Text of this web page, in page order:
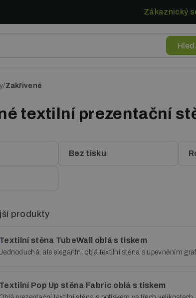
Zákaznický
Zakřivené
textilní prezentační
Bez tisku
produkty
Textilní stěna TubeWall oblá s tiskem
Jednoduchá, ale elegantní oblá textilní stěna s upevněním
Textilní Pop Up stěna Fabric oblá s tiskem